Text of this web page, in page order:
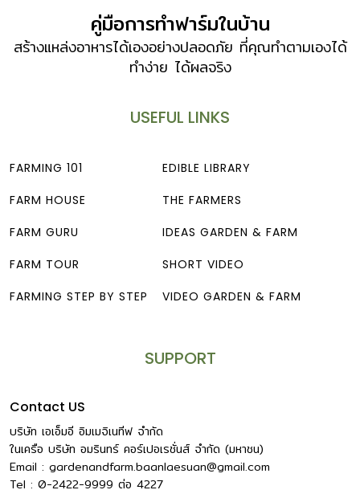
คู่มือการทำฟาร์มในบ้าน
สร้างแหล่งอาหารได้เองอย่างปลอดภัย ที่คุณทำตามเองได้
ทำง่าย ได้ผลจริง
USEFUL LINKS
FARMING 101
FARM HOUSE
FARM GURU
FARM TOUR
FARMING STEP BY STEP
EDIBLE LIBRARY
THE FARMERS
IDEAS GARDEN & FARM
SHORT VIDEO
VIDEO GARDEN & FARM
SUPPORT
Contact US
บริษัท เอเอ็มอี อิมเมจิเนทีฟ จำกัด
ในเครือ บริษัท อมรินทร์ คอร์เปอเรชั่นส์ จำกัด (มหาชน)
Email : gardenandfarm.baanlaesuan@gmail.com
Tel : 0-2422-9999 ต่อ 4227